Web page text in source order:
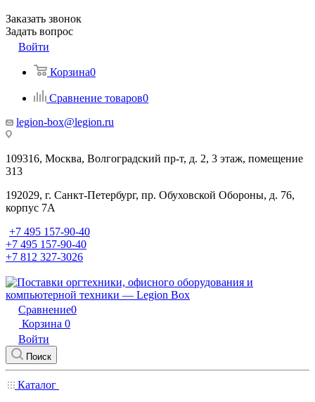
Заказать звонок
Задать вопрос
Войти
Корзина0
Сравнение товаров0
legion-box@legion.ru
109316, Москва, Волгоградский пр-т, д. 2, 3 этаж, помещение
313
192029, г. Санкт-Петербург, пр. Обуховской Обороны, д. 76,
корпус 7А
+7 495 157-90-40
+7 495 157-90-40
+7 812 327-3026
Сравнение0
Корзина 0
Войти
Поиск
Каталог